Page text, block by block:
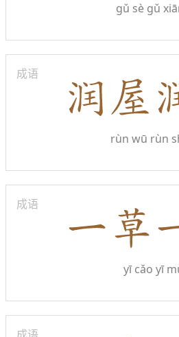
gǔ sè gǔ
成语
rùn wū rùn
成语
yī cǎo yī